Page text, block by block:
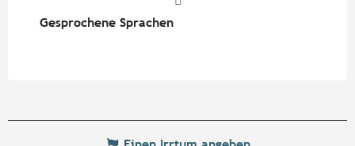
Gesprochene Sprachen
Gesprochene Sprachen